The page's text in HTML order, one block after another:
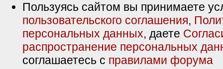
Пользуясь сайтом вы принимаете
пользовательского соглашения,
персональных данных, даете
распространение персональных
соглашаетесь с правилами форума